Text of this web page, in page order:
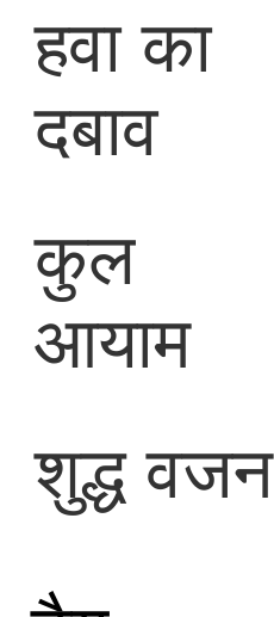
हवा का
दबाव
कुल
आयाम
शुद्ध वजन